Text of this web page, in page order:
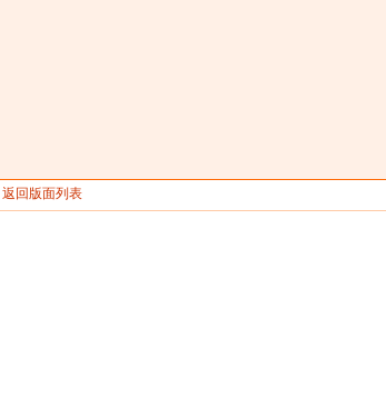
返回版面列表